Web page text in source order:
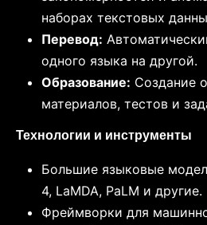
наборах текстовых
Перевод:
одного языка на другой.
Образование: Создание
материалов, тестов и
Технологии и инструменты
Большие языковые
4, LaMDA, PaLM и другие.
Фреймворки для